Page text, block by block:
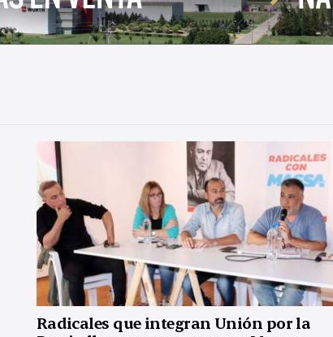
Radicales que integran Unión por la